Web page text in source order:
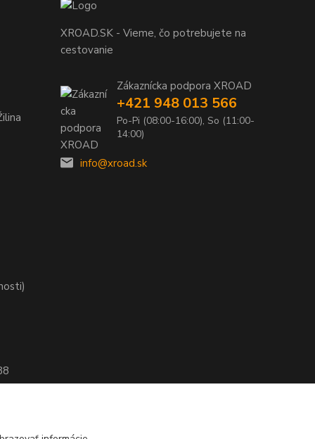
XROAD.SK - Vieme, čo potrebujete na
cestovanie
Zákaznícka podpora XROAD
+421 948 013 566
Po-Pi (08:00-16:00), So (11:00-
14:00)
info@xroad.sk